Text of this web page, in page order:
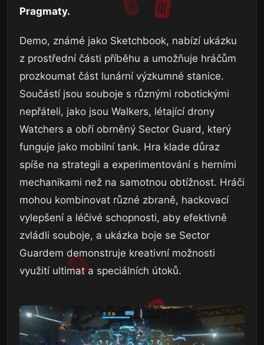
Pragmaty.
Demo, známé jako Sketchbook, nabízí ukázku
z prostřední části příběhu a umožňuje hráčům
prozkoumat část lunární výzkumné stanice.
Součástí jsou souboje s různými robotickými
nepřáteli, jako jsou Walkers, létající drony
Watchers a obří obrněný Sector Guard, který
funguje jako mobilní tank. Hra klade důraz
spíše na strategii a experimentování s herními
mechanikami než na samotnou obtížnost. Hráči
mohou kombinovat různé zbraně, hackovací
vylepšení a léčivé schopnosti, aby efektivně
zvládli souboje, a ukázka boje se Sector
Guardem demonstruje kreativní možnosti
využití ultimat a speciálních útoků.